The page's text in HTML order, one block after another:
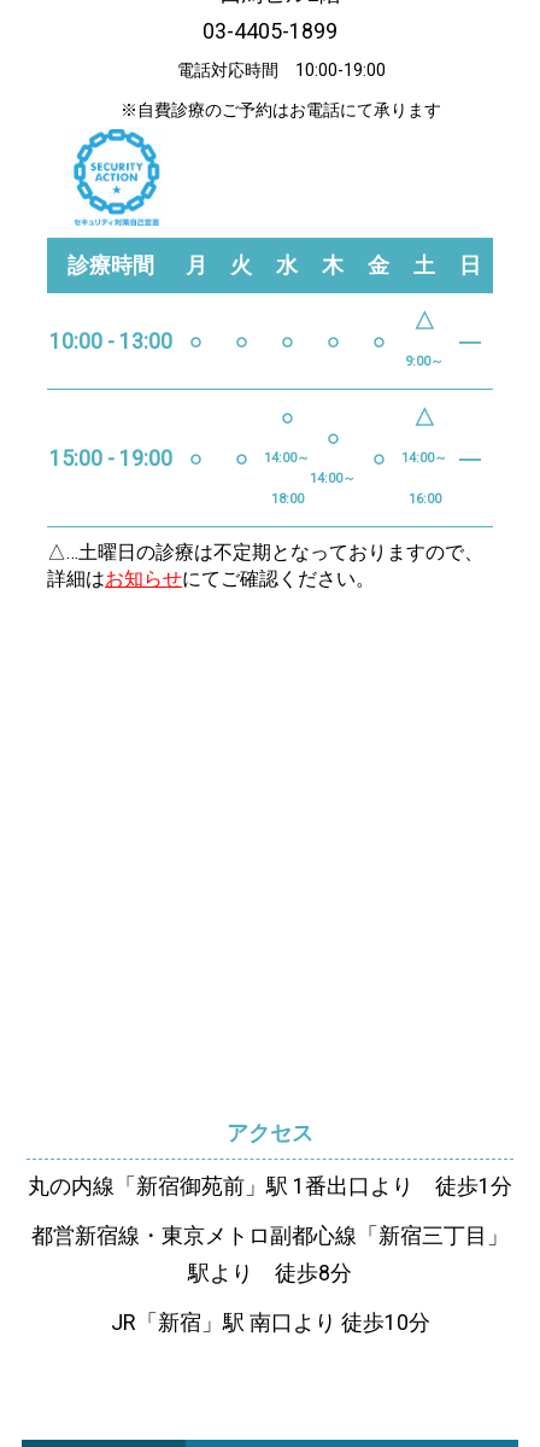
03-4405-1899
電話対応時間 10:00-19:00
※自費診療のご予約はお電話にて承ります
△…土曜日の診療は不定期となっておりますので、
詳細はお知らせにてご確認ください。
診療時間 月 火 水 木 金 土 日
10:00 - 13:00 ○ ○ ○ ○ ○
△
9:00～
―
15:00 - 19:00 ○ ○
○
14:00～
18:00
○
14:00～
○
△
14:00～
16:00
―
アクセス
丸の内線「新宿御苑前」駅 1番出口より 徒歩1分
都営新宿線・東京メトロ副都心線「新宿三丁目」
駅より 徒歩8分
JR「新宿」駅 南口より 徒歩10分